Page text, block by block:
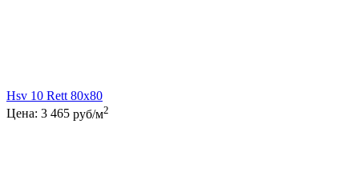
Hsv 10 Rett 80x80
Цена: 3 465 руб/м2